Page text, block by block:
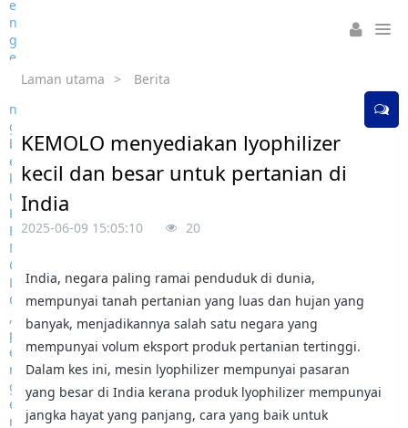
Laman utama > Berita
KEMOLO menyediakan lyophilizer
kecil dan besar untuk pertanian di
India
2025-06-09 15:05:10 20
India, negara paling ramai penduduk di dunia,
mempunyai tanah pertanian yang luas dan hujan yang
banyak, menjadikannya salah satu negara yang
mempunyai volum eksport produk pertanian tertinggi.
Dalam kes ini, mesin lyophilizer mempunyai pasaran
yang besar di India kerana produk lyophilizer mempunyai
jangka hayat yang panjang, cara yang baik untuk